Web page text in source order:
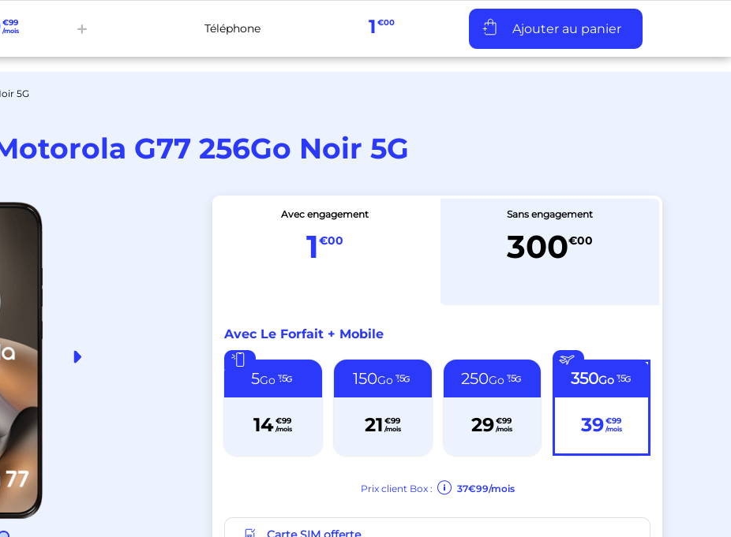
Box Internet Activer Kit SIM Assistance Pro
€99
/mois Téléphone 1 €00
5G
G77 256Go Noir 5G
Avec engagement
1€00
Sans engagement
300€00
Avec Le Forfait + Mobile
5Go
14€99
/mois
150Go
21 €99
/mois
250Go
29€99
/mois
350Go
39€99
/mois
Prix client Box : 37€99/mois